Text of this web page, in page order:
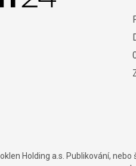
Holding a.s. Publikování,